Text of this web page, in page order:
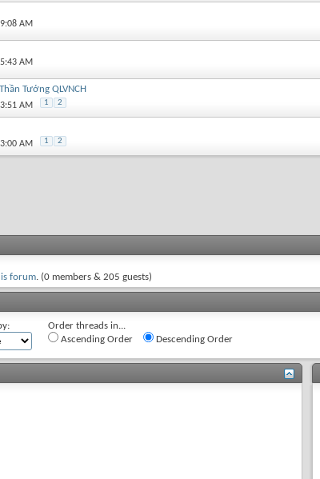
AM
AM
Tướng QLVNCH
AM 1 2
AM 1 2
forum. (0 members & 205 guests)
Order threads in...
Ascending Order
Descending Order